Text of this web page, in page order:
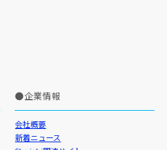
企業情報
会社概要
新着ニュース